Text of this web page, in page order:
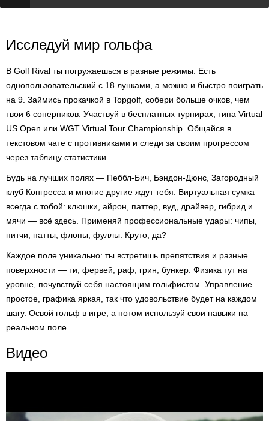
Исследуй мир гольфа
В Golf Rival ты погружаешься в разные режимы. Есть
однопользовательский с 18 лунками, а можно и быстро поиграть
на 9. Займись прокачкой в Topgolf, собери больше очков, чем
твои 6 соперников. Участвуй в бесплатных турнирах, типа Virtual
US Open или WGT Virtual Tour Championship. Общайся в
текстовом чате с противниками и следи за своим прогрессом
через таблицу статистики.
Будь на лучших полях — Пеббл-Бич, Бэндон-Дюнс, Загородный
клуб Конгресса и многие другие ждут тебя. Виртуальная сумка
всегда с тобой: клюшки, айрон, паттер, вуд, драйвер, гибрид и
мячи — всё здесь. Применяй профессиональные удары: чипы,
питчи, патты, флопы, фуллы. Круто, да?
Каждое поле уникально: ты встретишь препятствия и разные
поверхности — ти, фервей, раф, грин, бункер. Физика тут на
уровне, почувствуй себя настоящим гольфистом. Управление
простое, графика яркая, так что удовольствие будет на каждом
шагу. Освой гольф в игре, а потом используй свои навыки на
реальном поле.
Видео